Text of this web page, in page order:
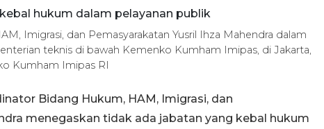
Imigrasi, dan Pemasyarakatan Yusril Ihza Mahendra dalam
teknis di bawah Kemenko Kumham Imipas, di Jakarta,
Kumham Imipas RI
Bidang Hukum, HAM, Imigrasi, dan
menegaskan tidak ada jabatan yang kebal hukum